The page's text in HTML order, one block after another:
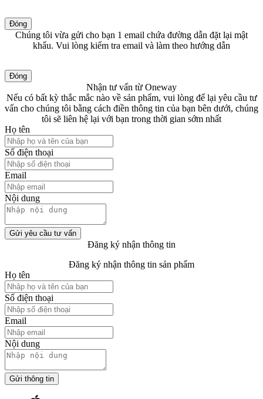
Đóng
Chúng tôi vừa gửi cho bạn 1 email chứa đường dẫn đặt lại mật
khẩu. Vui lòng kiểm tra email và làm theo hướng dẫn
Đóng
Nhận tư vấn từ Oneway
Nếu có bất kỳ thắc mắc nào về sản phẩm, vui lòng để lại yêu cầu tư
vấn cho chúng tôi bằng cách điền thông tin của bạn bên dưới, chúng
tôi sẽ liên hệ lại với bạn trong thời gian sớm nhất
Họ tên
Số điện thoại
Email
Nội dung
Gửi yêu cầu tư vấn
Đăng ký nhận thông tin
Đăng ký nhận thông tin sản phẩm
Họ tên
Số điện thoại
Email
Nội dung
Gửi thông tin